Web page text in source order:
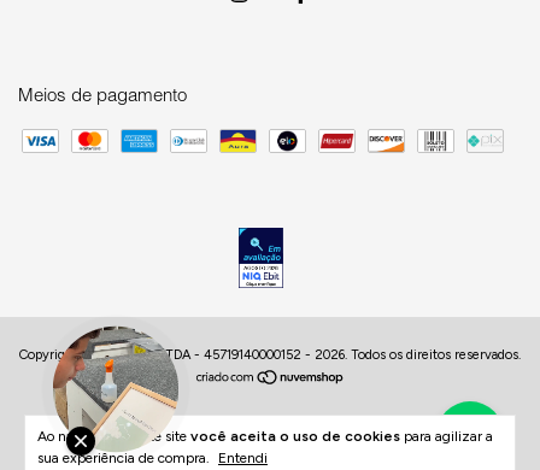
Ao navegar por este site você aceita o uso de cookies para agilizar a
sua experiência de compra.
Entendi
Meios de pagamento
Copyright HUB DECOR LTDA - 45719140000152 - 2026. Todos os direitos reservados.